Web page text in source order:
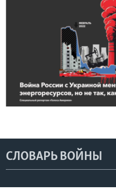
СЛОВАРЬ ВОЙНЫ